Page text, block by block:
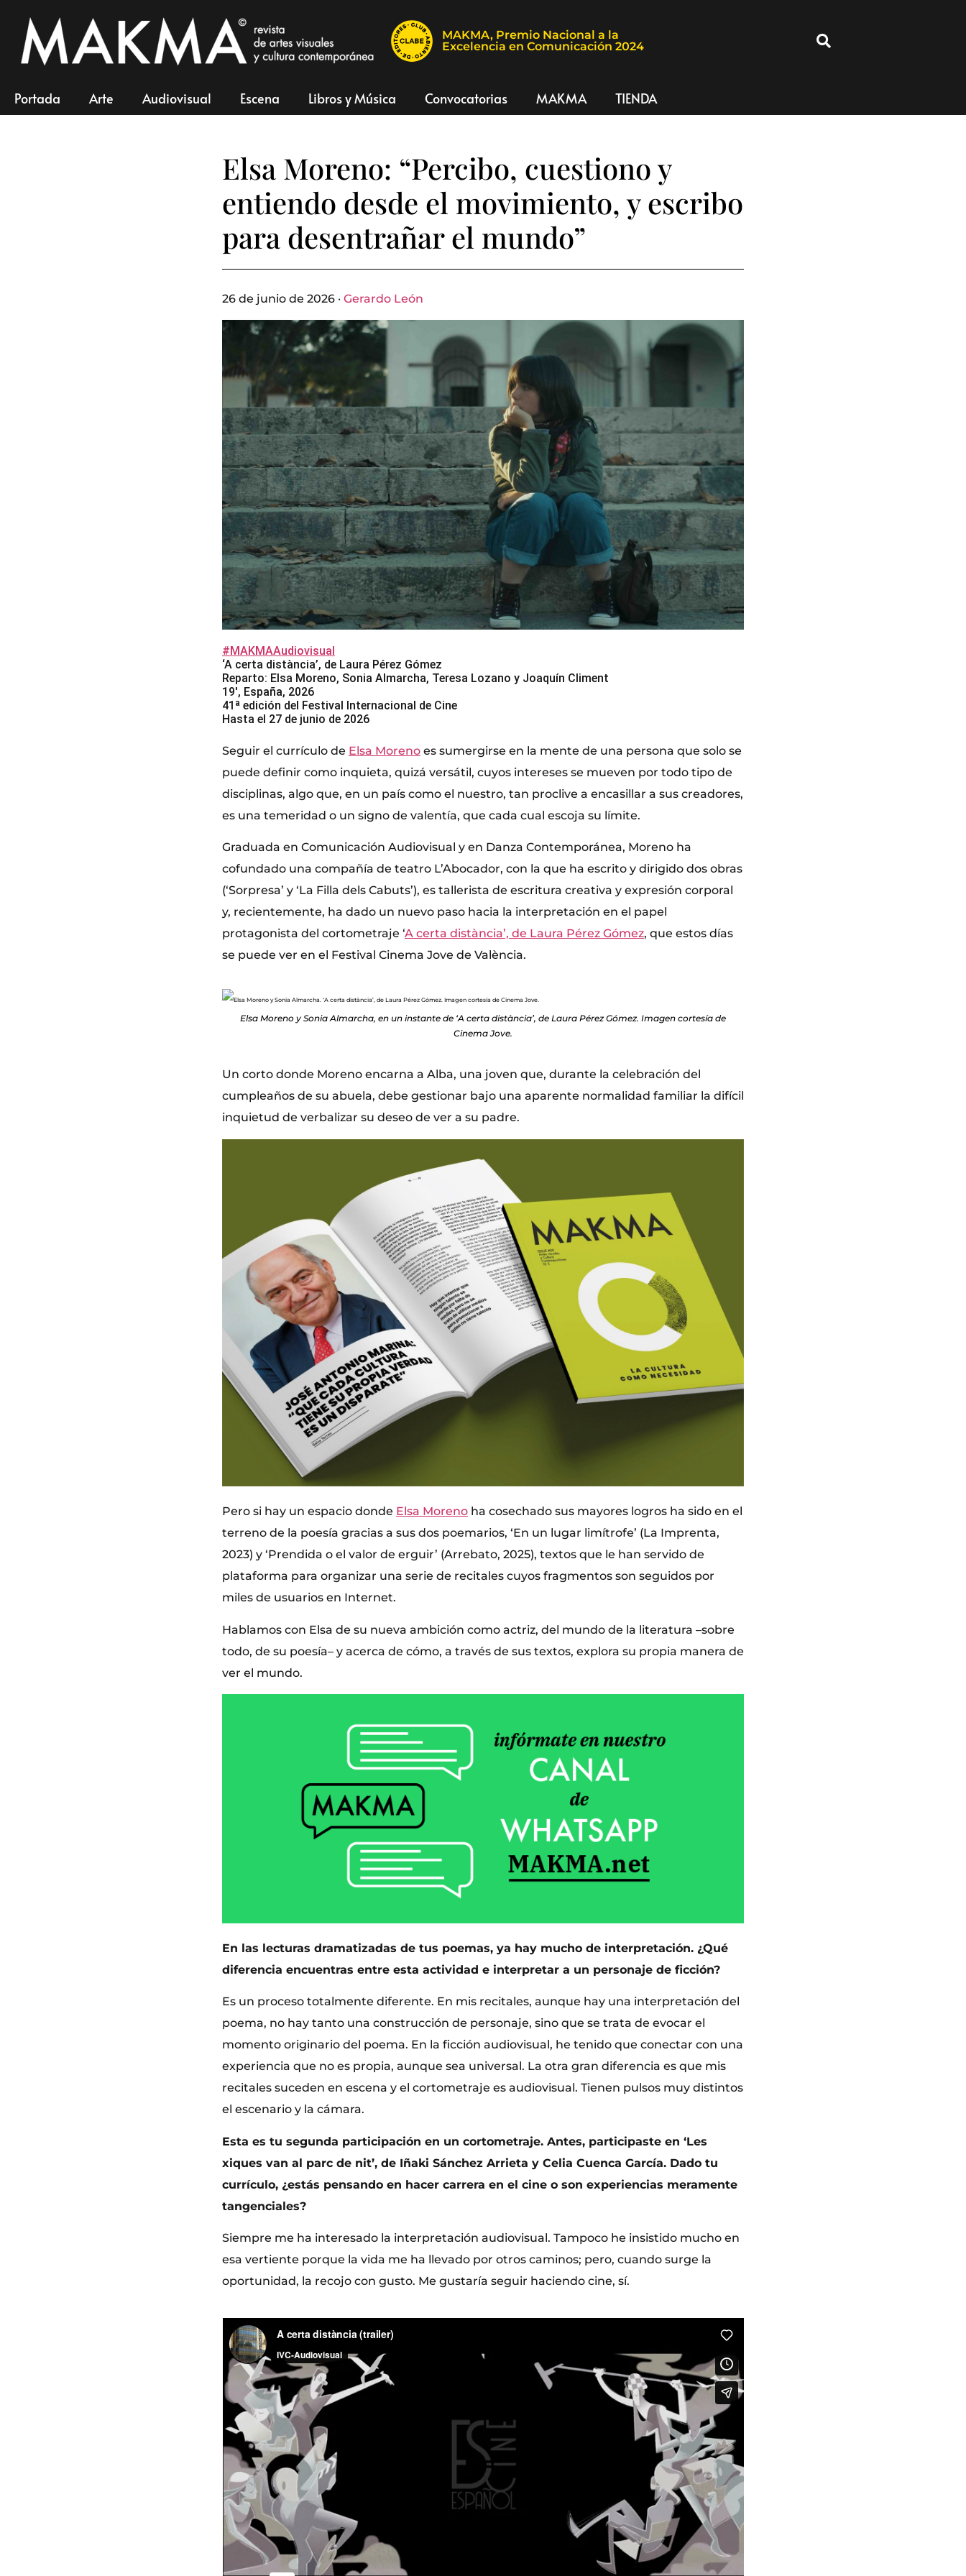
MAKMA, Premio Nacional a la
Excelencia en Comunicación 2024
Portada Arte Audiovisual Escena Libros y Música Convocatorias MAKMA TIENDA
Elsa Moreno: “Percibo, cuestiono y
entiendo desde el movimiento, y escribo
para desentrañar el mundo”
26 de junio de 2026 · Gerardo León
#MAKMAAudiovisual
‘A certa distància’, de Laura Pérez Gómez
Reparto: Elsa Moreno, Sonia Almarcha, Teresa Lozano y Joaquín Climent
19′, España, 2026
41ª edición del Festival Internacional de Cine
Hasta el 27 de junio de 2026
Seguir el currículo de Elsa Moreno es sumergirse en la mente de una persona que solo se
puede definir como inquieta, quizá versátil, cuyos intereses se mueven por todo tipo de
disciplinas, algo que, en un país como el nuestro, tan proclive a encasillar a sus creadores,
es una temeridad o un signo de valentía, que cada cual escoja su límite.
Graduada en Comunicación Audiovisual y en Danza Contemporánea, Moreno ha
cofundado una compañía de teatro L’Abocador, con la que ha escrito y dirigido dos obras
(‘Sorpresa’ y ‘La Filla dels Cabuts’), es tallerista de escritura creativa y expresión corporal
y, recientemente, ha dado un nuevo paso hacia la interpretación en el papel
protagonista del cortometraje ‘A certa distància’, de Laura Pérez Gómez, que estos días
se puede ver en el Festival Cinema Jove de València.
Elsa Moreno y Sonia Almarcha, en un instante de ‘A certa distància’, de Laura Pérez Gómez. Imagen cortesía de
Cinema Jove.
Un corto donde Moreno encarna a Alba, una joven que, durante la celebración del
cumpleaños de su abuela, debe gestionar bajo una aparente normalidad familiar la difícil
inquietud de verbalizar su deseo de ver a su padre.
Pero si hay un espacio donde Elsa Moreno ha cosechado sus mayores logros ha sido en el
terreno de la poesía gracias a sus dos poemarios, ‘En un lugar limítrofe’ (La Imprenta,
2023) y ‘Prendida o el valor de erguir’ (Arrebato, 2025), textos que le han servido de
plataforma para organizar una serie de recitales cuyos fragmentos son seguidos por
miles de usuarios en Internet.
Hablamos con Elsa de su nueva ambición como actriz, del mundo de la literatura –sobre
todo, de su poesía– y acerca de cómo, a través de sus textos, explora su propia manera de
ver el mundo.
En las lecturas dramatizadas de tus poemas, ya hay mucho de interpretación. ¿Qué
diferencia encuentras entre esta actividad e interpretar a un personaje de ficción?
Es un proceso totalmente diferente. En mis recitales, aunque hay una interpretación del
poema, no hay tanto una construcción de personaje, sino que se trata de evocar el
momento originario del poema. En la ficción audiovisual, he tenido que conectar con una
experiencia que no es propia, aunque sea universal. La otra gran diferencia es que mis
recitales suceden en escena y el cortometraje es audiovisual. Tienen pulsos muy distintos
el escenario y la cámara.
Esta es tu segunda participación en un cortometraje. Antes, participaste en ‘Les
xiques van al parc de nit’, de Iñaki Sánchez Arrieta y Celia Cuenca García. Dado tu
currículo, ¿estás pensando en hacer carrera en el cine o son experiencias meramente
tangenciales?
Siempre me ha interesado la interpretación audiovisual. Tampoco he insistido mucho en
esa vertiente porque la vida me ha llevado por otros caminos; pero, cuando surge la
oportunidad, la recojo con gusto. Me gustaría seguir haciendo cine, sí.